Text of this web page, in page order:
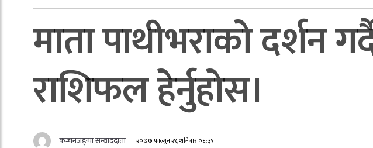
माता पाथीभराको दर्शन
राशिफल हेर्नुहोस।
कन्चनजङ्घा सम्वाददाता २०७७ फाल्गुन २९, शनिबार ०६:३९